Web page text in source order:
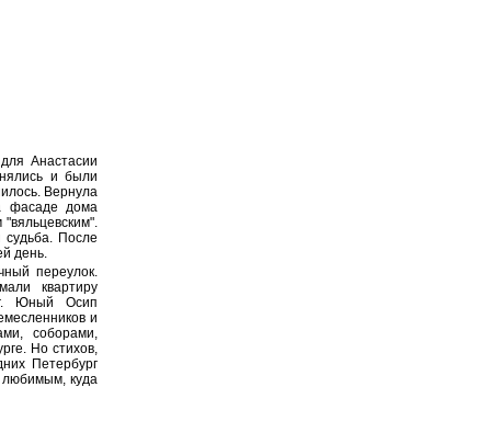
Анастасии
и были
Вернула
фасаде дома
судьба. После
день.
переулок.
квартиру
Юный Осип
и
соборами,
Но стихов,
Петербург
любимым, куда